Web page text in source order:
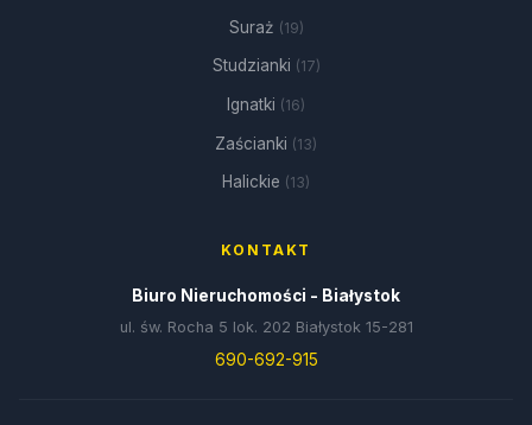
Suraż (19)
Studzianki (17)
Ignatki (16)
Zaścianki (13)
Halickie (13)
KONTAKT
Biuro Nieruchomości - Białystok
ul. św. Rocha 5 lok. 202 Białystok 15-281
690-692-915